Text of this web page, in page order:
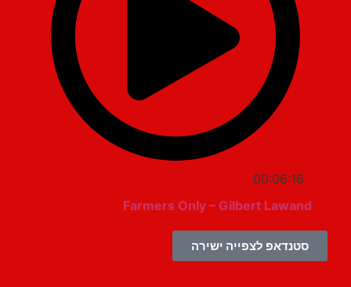
00:06:16
Farmers Only – Gilbert Lawand
סטנדאפ לצפייה ישירה